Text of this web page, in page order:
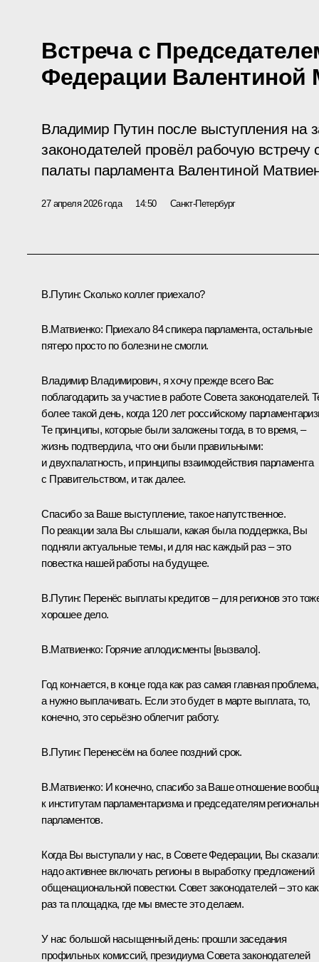
Встреча с
Федерации Валентиной
Владимир Путин после выступления на
законодателей провёл рабочую встречу
палаты парламента Валентиной
27 апреля 2026 года 14:50 Санкт-Петербург
В.Путин: Сколько коллег приехало?
В.Матвиенко: Приехало 84 спикера парламента, остальные
пятеро просто по болезни не смогли.
Владимир Владимирович, я хочу прежде всего Вас
поблагодарить заучастиев работе Совета законодателей.
более такой день, когда 120 лет российскому
Те принципы, которые были заложены тогда, в то время, –
жизнь подтвердила, что они были правильными:
и двухпалатность, и принципы взаимодействия парламента
с Правительством, и так далее.
Спасибо за Ваше выступление, такое напутственное.
По реакции зала Вы слышали, какая была поддержка, Вы
подняли актуальные темы, и для нас каждый раз – это
повестка нашей работы на будущее.
В.Путин: Перенёс выплаты кредитов – для регионов это
хорошее дело.
В.Матвиенко: Горячие аплодисменты [вызвало].
Год кончается, в конце года как раз самая главная проблема,
а нужно выплачивать. Если это будет в марте выплата, то,
конечно, это серьёзно облегчит работу.
В.Путин: Перенесём на более поздний срок.
В.Матвиенко: И конечно, спасибо за Ваше отношение
к институтам парламентаризма и председателям
парламентов.
Когда Вы выступалиу нас, в Совете Федерации, Вы
надо активнее включать регионы в выработку предложений
общенациональной повестки. Совет законодателей – это как
раз та площадка, где мы вместе это делаем.
У нас большой насыщенный день: прошли заседания
профильных комиссий, президиума Совета законодателей